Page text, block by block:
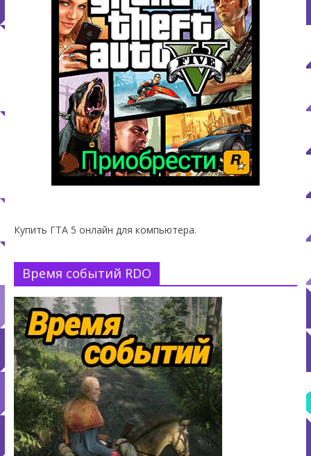
Купить ГТА 5 онлайн для компьютера.
Время событий RDO